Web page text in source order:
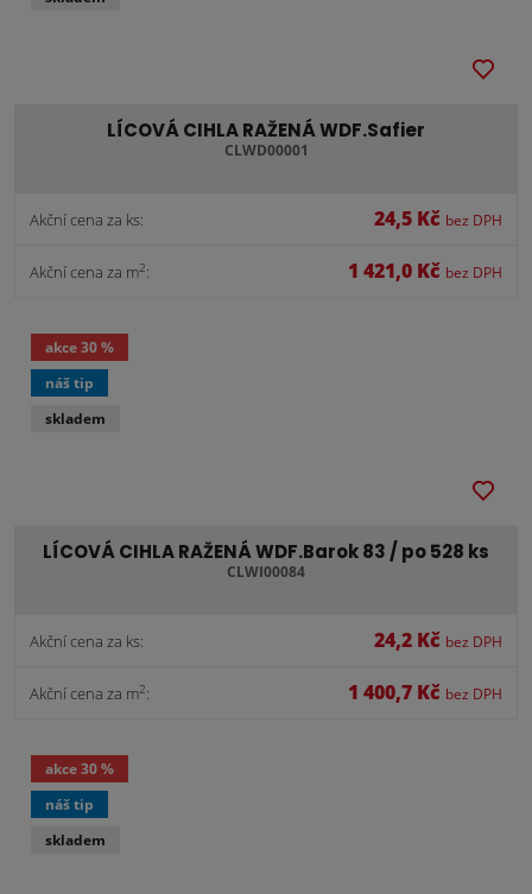
LÍCOVÁ CIHLA RAŽENÁ WDF.Safier
CLWD00001
Akční cena za ks: 24,5 Kč bez DPH
Akční cena za m2: 1 421,0 Kč bez DPH
LÍCOVÁ CIHLA RAŽENÁ WDF.Barok 83 / po 528 ks
CLWI00084
Akční cena za ks: 24,2 Kč bez DPH
Akční cena za m2: 1 400,7 Kč bez DPH
akce30 %
náš tip
skladem
akce30 %
náš tip
skladem